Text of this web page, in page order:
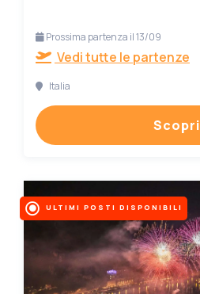
Prossima partenza il 13/09
Vedi tutte le partenze
Italia
Scopri
ULTIMI POSTI DISPONIBILI